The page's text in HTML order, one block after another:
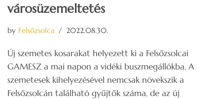
városüzemeltetés
by Felsőzsolca 2022.08.30.
Új szemetes kosarakat helyezett ki a Felsőzsolcai
GAMESZ a mai napon a vidéki buszmegállókba. A
szemetesek kihelyezésével nemcsak növekszik a
Felsőzsolcán található gyűjtők száma, de az új